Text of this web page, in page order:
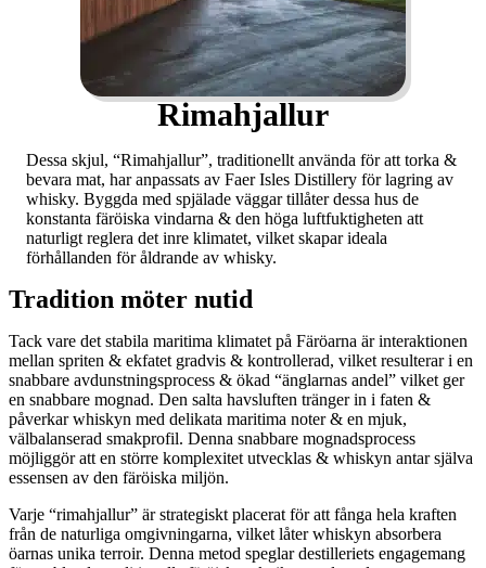
Rimahjallur
Dessa skjul, “Rimahjallur”, traditionellt använda för att torka &
bevara mat, har anpassats av Faer Isles Distillery för lagring av
whisky. Byggda med spjälade väggar tillåter dessa hus de
konstanta färöiska vindarna & den höga luftfuktigheten att
naturligt reglera det inre klimatet, vilket skapar ideala
förhållanden för åldrande av whisky.
Tradition möter nutid
Tack vare det stabila maritima klimatet på Färöarna är interaktionen
mellan spriten & ekfatet gradvis & kontrollerad, vilket resulterar i en
snabbare avdunstningsprocess & ökad “änglarnas andel” vilket ger
en snabbare mognad. Den salta havsluften tränger in i faten &
påverkar whiskyn med delikata maritima noter & en mjuk,
välbalanserad smakprofil. Denna snabbare mognadsprocess
möjliggör att en större komplexitet utvecklas & whiskyn antar själva
essensen av den färöiska miljön.
Varje “rimahjallur” är strategiskt placerat för att fånga hela kraften
från de naturliga omgivningarna, vilket låter whiskyn absorbera
öarnas unika terroir. Denna metod speglar destilleriets engagemang